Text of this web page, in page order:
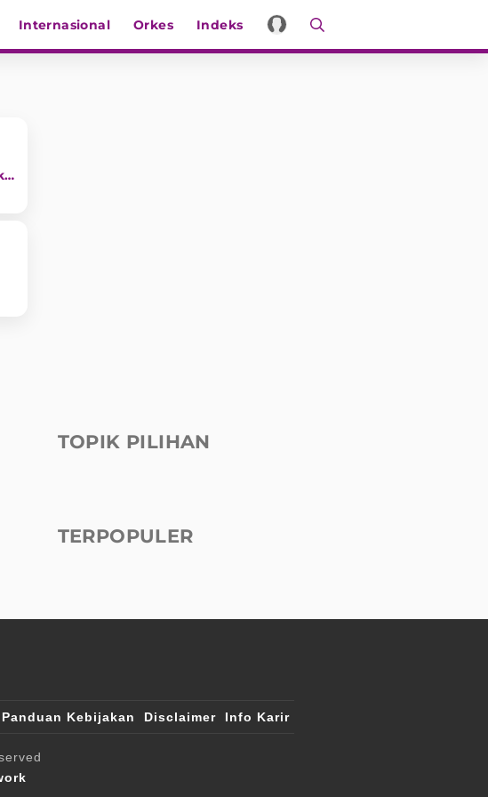
Internasional Orkes Indeks
TOPIK PILIHAN
TERPOPULER
Panduan Kebijakan Disclaimer Info Karir